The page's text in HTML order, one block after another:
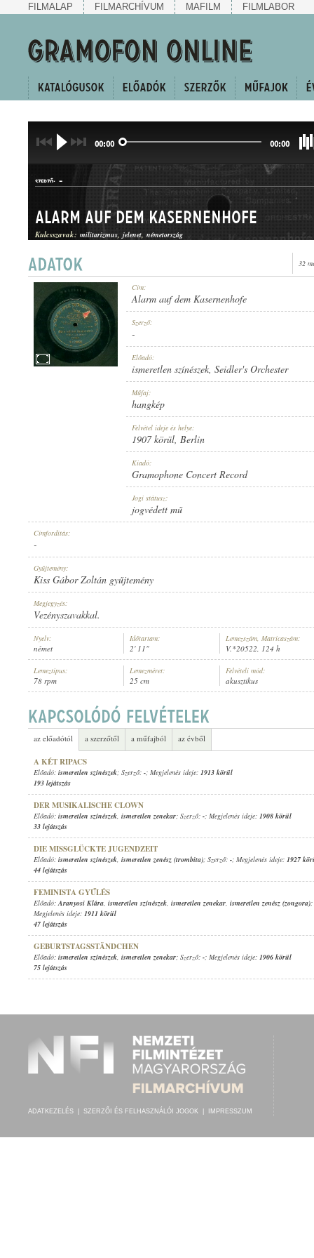
FILMALAP FILMARCHÍVUM MAFILM FILMLABOR
00:00 00:00
ISMERETLEN SZÍNÉSZEK,SEIDLER'S ORCHESTER
SZERZŐ: -
HANGKÉP
GRAMOPHONE CONCERT RECORD
LEMEZSZÁM:
Alarm auf dem Kasernenhofe
Kulcsszavak: militarizmus jelenet németország
32
Cím:
Alarm auf dem Kasernenhofe
Szerző:
-
Előadó:
ismeretlen színészek, Seidler's Orchester
Műfaj:
hangkép
Felvétel ideje és helye:
1907 körül, Berlin
Kiadó:
Gramophone Concert Record
Jogi státusz:
jogvédett mű
Címfordítás:
-
Gyűjtemény:
Kiss Gábor Zoltán gyűjtemény
Megjegyzés:
Vezényszavakkal.
Nyelv:
német
Időtartam:
2' 11"
Lemezszám, Matricaszám:
V.*20522, 124 h
Lemeztípus:
78 rpm
Lemezméret:
25 cm
Felvételi mód:
akusztikus
az előadótól a szerzőtől a műfajból az évből
A KÉT RIPACS
Előadó: ismeretlen színészek; Szerző: -; Megjelenés ideje: 1913 körül
193 lejátszás
DER MUSIKALISCHE CLOWN
Előadó: ismeretlen színészek, ismeretlen zenekar; Szerző: -; Megjelenés ideje: 1908 körül
33 lejátszás
DIE MISSGLÜCKTE JUGENDZEIT
Előadó: ismeretlen színészek, ismeretlen zenész (trombita); Szerző: -; Megjelenés ideje: 1927
44 lejátszás
FEMINISTA GYŰLÉS
Előadó:Aranyosi Klára, ismeretlen színészek, ismeretlen zenekar, ismeretlen zenész (zongora);
Megjelenés ideje: 1911 körül
47 lejátszás
GEBURTSTAGSSTÄNDCHEN
Előadó: ismeretlen színészek, ismeretlen zenekar; Szerző: -; Megjelenés ideje: 1906 körül
75 lejátszás
ADATKEZELÉS SZERZŐI ÉS FELHASZNÁLÓI JOGOK IMPRESSZUM